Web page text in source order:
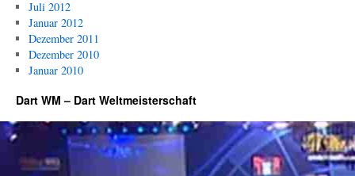
Juli 2012
Januar 2012
Dezember 2011
Dezember 2010
Januar 2010
Dart WM – Dart Weltmeisterschaft